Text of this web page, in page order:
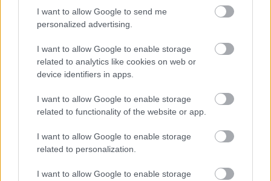
I want to allow Google to send me
personalized advertising.
I want to allow Google to enable storage
related to analytics like cookies on web or
device identifiers in apps.
I want to allow Google to enable storage
related to functionality of the website or app.
I want to allow Google to enable storage
related to personalization.
I want to allow Google to enable storage